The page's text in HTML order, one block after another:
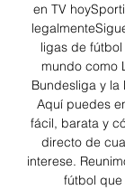
en TV
ligas de
mundo como
Bundesliga y
Aquí puedes
fácil, barata y
directo de
interese.
fútbol que